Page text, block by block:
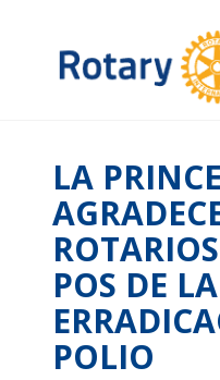
LA
POS DE LA
POLIO